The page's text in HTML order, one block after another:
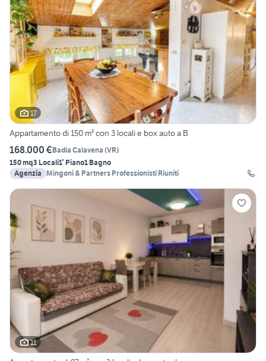
17
Appartamento di 150 m² con 3 locali e box auto a B
168.000 €Badia Calavena (VR)
150 mq3 Locali1° Piano1 Bagno
Agenzia Mingoni & Partners Professionisti Riuniti
11